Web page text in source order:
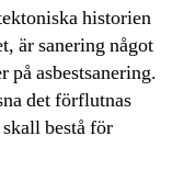
historien
är sanering något
på asbestsanering.
det förflutnas
bestå för